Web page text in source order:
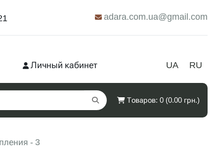
adara.com.ua@gmail.com
UA RU
Личный кабинет
Товаров: 0 (0.00 грн.)
- 3